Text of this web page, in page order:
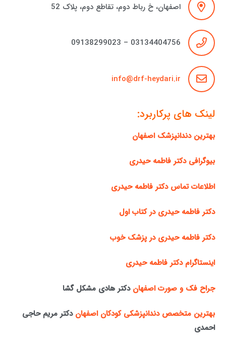
اصفهان، خ رباط دوم، تقاطع دوم، پلاک 52
03134404756 – 09138299023
info@drf-heydari.ir
لینک های پرکاربرد:
بهترین دندانپزشک اصفهان
بیوگرافی دکتر فاطمه حیدری
اطلاعات تماس دکتر فاطمه حیدری
دکتر فاطمه حیدری در کتاب اول
دکتر فاطمه حیدری در پزشک خوب
اینستاگرام دکتر فاطمه حیدری
جراح فک و صورت اصفهان دکتر هادی مشکل گشا
بهترین متخصص دندانپزشکی کودکان اصفهان دکتر مریم حاجی
احمدی